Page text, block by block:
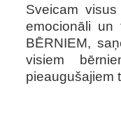
Sveicam
emocionāli un
BĒRNIEM,
visiem
pieaugušajiem